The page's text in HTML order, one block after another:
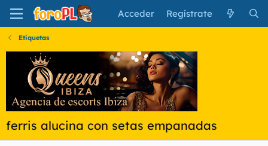
Acceder Regístrate
Etiquetas
ferris alucina con setas empanadas